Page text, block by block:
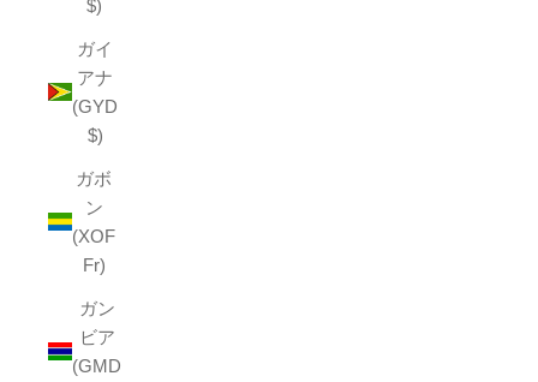
$)
ガイ
アナ
(GYD
$)
ガボ
ン
(XOF
Fr)
ガン
ビア
(GMD